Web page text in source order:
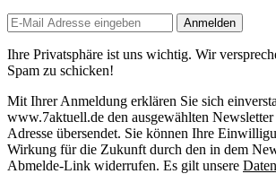
Anmelden
Ihre Privatsphäre ist uns wichtig. Wir
Spam zu schicken!
Mit Ihrer Anmeldung erklären Sie sich
www.7aktuell.de den ausgewählten Newsletter
Adresse übersendet. Sie können Ihre
Wirkung für die Zukunft durch den in dem
Abmelde-Link widerrufen. Es gilt unsere